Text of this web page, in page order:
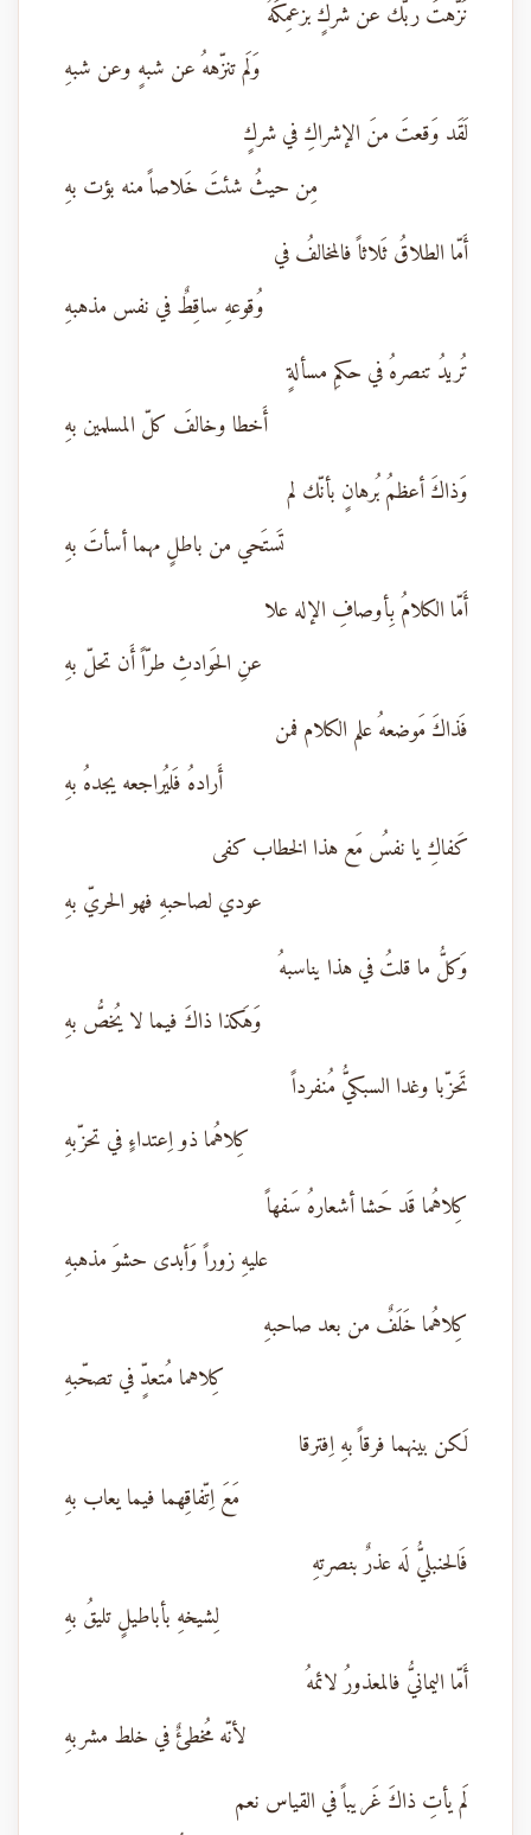
نَزّهتَ ربّك عن شركٍ بزعمِكَهُ
وَلَم تنزّههُ عن شبهٍ وعن شبهِ
لَقَد وَقعتَ منَ الإشراكِ في شركٍ
مِن حيثُ شئتَ خَلاصاً منه بؤت بهِ
أَمّا الطلاقُ ثَلاثاً فالمخالفُ في
وُقوعهِ ساقِطٌ في نفس مذهبهِ
تُريدُ تنصرهُ في حكمِ مسألةٍ
أَخطا وخالفَ كلّ المسلمين بهِ
وَذاكَ أعظمُ بُرهانٍ بأنّك لم
تَستَحي من باطلٍ مهما أسأتَ بهِ
أَمّا الكلامُ بِأوصافِ الإله علا
عنِ الحَوادثِ طرّاً أَن تحلّ بهِ
فَذاكَ مَوضعهُ علم الكلام فمن
أَرادهُ فَليُراجعه يجدهُ بهِ
كَفاكِ يا نفسُ مَع هذا الخطاب كفى
عودي لصاحبهِ فهو الحريّ بهِ
وَكلُّ ما قلتُ في هذا يناسبهُ
وَهَكذا ذاكَ فيما لا يُخصُّ بهِ
تَحزّبا وغدا السبكيُّ مُنفرداً
كِلاهُما ذو اِعتداءٍ في تحزّبهِ
كِلاهُما قَد حَشا أشعارهُ سَفهاً
عليهِ زوراً وَأبدى حشوَ مذهبهِ
كِلاهُما خَلَفٌ من بعد صاحبهِ
كِلاهما مُتعدٍّ في تصحّبهِ
لَكن بينهما فرقاً بهِ اِفترقا
مَعَ اِتّفاقِهما فيما يعاب بهِ
فَالحنبليُّ لَه عذرٌ بنصرتهِ
لِشيخهِ بأباطيلٍ تليقُ بهِ
أَمّا اليمانيُّ فالمعذورُ لائمهُ
لأنّه مُخطئٌ في خلط مشربهِ
لَم يأتِ ذاكَ غَريباً في القياس نعم